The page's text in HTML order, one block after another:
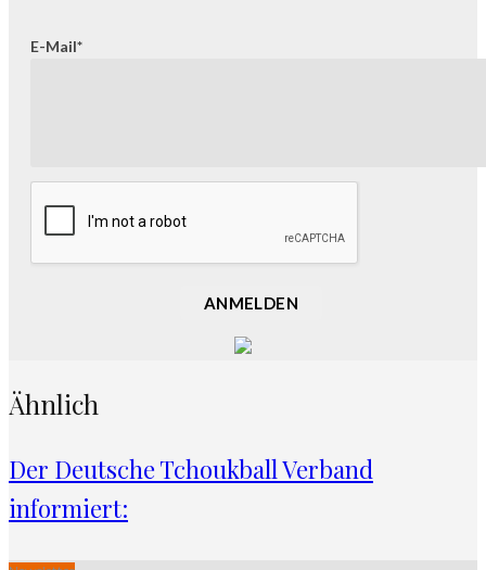
E-Mail*
ANMELDEN
Ähnlich
Der Deutsche Tchoukball Verband
informiert: